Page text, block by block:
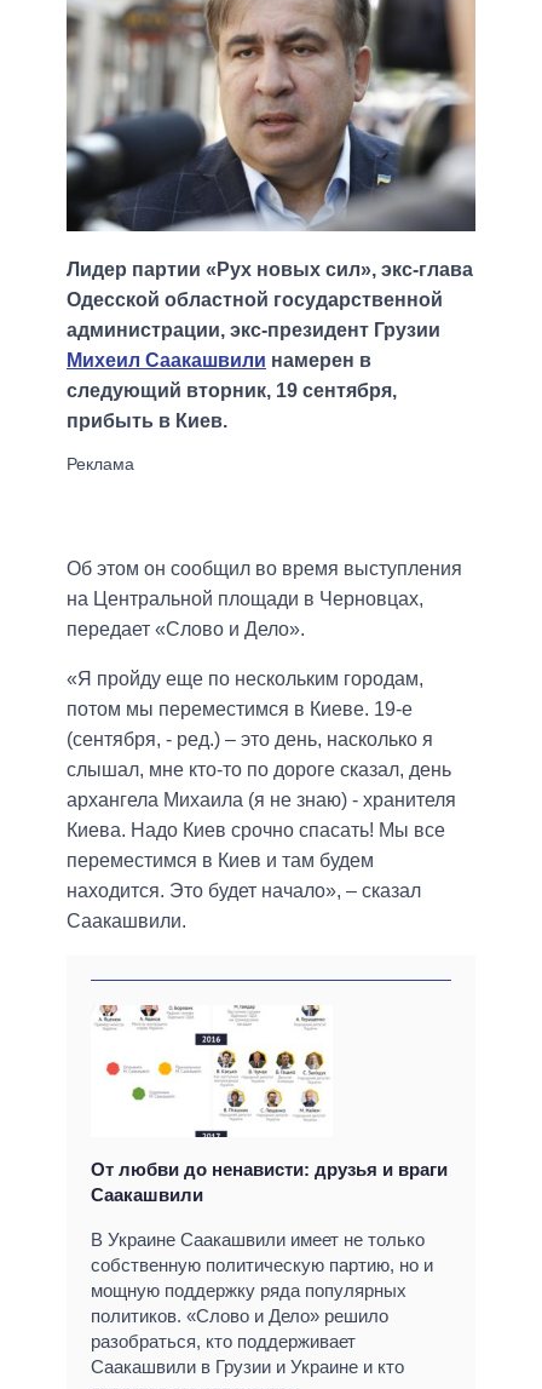
Лидер партии «Рух новых сил», экс-глава
Одесской областной государственной
администрации, экс-президент Грузии
Михеил Саакашвили намерен в
следующий вторник, 19 сентября,
прибыть в Киев.
Об этом он сообщил во время выступления
на Центральной площади в Черновцах,
передает «Слово и Дело».
«Я пройду еще по нескольким городам,
потом мы переместимся в Киеве. 19-е
(сентября, - ред.) – это день, насколько я
слышал, мне кто-то по дороге сказал, день
архангела Михаила (я не знаю) - хранителя
Киева. Надо Киев срочно спасать! Мы все
переместимся в Киев и там будем
находится. Это будет начало», – сказал
Саакашвили.
От любви до ненависти: друзья и враги
Саакашвили
В Украине Саакашвили имеет не только
собственную политическую партию, но и
мощную поддержку ряда популярных
политиков. «Слово и Дело» решило
разобраться, кто поддерживает
Саакашвили в Грузии и Украине и кто